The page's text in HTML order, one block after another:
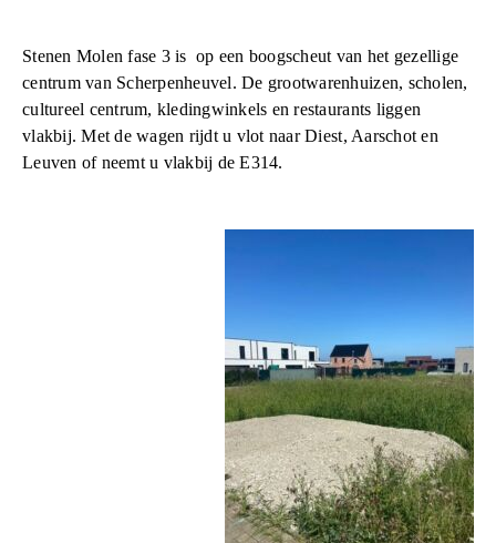
Stenen Molen fase 3 is op een boogscheut van het gezellige
centrum van Scherpenheuvel. De grootwarenhuizen, scholen,
cultureel centrum, kledingwinkels en restaurants liggen
vlakbij. Met de wagen rijdt u vlot naar Diest, Aarschot en
Leuven of neemt u vlakbij de E314.